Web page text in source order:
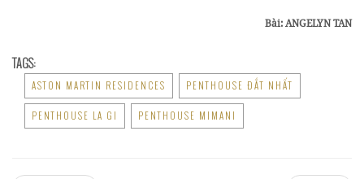
Bài: ANGELYN TAN
TAGS:
ASTON MARTIN RESIDENCES PENTHOUSE ĐẮT NHẤT
PENTHOUSE LA GI PENTHOUSE MIMANI